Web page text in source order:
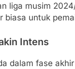
liga musim
biasa untuk
Intens
dalam fase